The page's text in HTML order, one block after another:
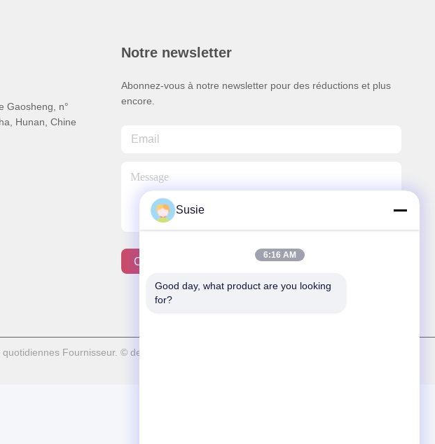
Gaosheng, n°
Hunan, Chine
Notre newsletter
Abonnez-vous à notre newsletter pour des réductions et plus
encore.
Contactez-Nous
Fournisseur. © de Copyright 2025-2026 Beautylens Technology Co., Ltd. . Tous
Susie
6:16 AM
Good day, what product are you looking
for?